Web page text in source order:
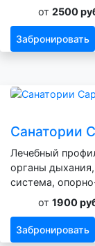
от 2500
Забронировать
Санатории
Лечебный
органы
система,
от 1900
Забронировать